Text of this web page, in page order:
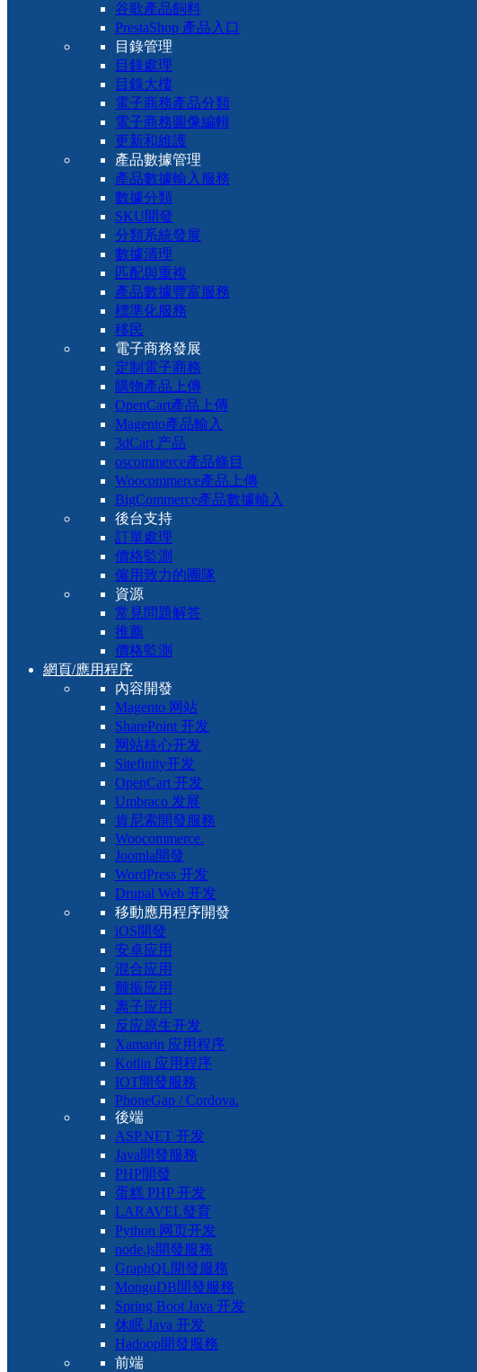
谷歌產品飼料
PrestaShop 產品入口
目錄管理
目錄處理
目錄大樓
電子商務產品分類
電子商務圖像編輯
更新和維護
產品數據管理
產品數據輸入服務
數據分類
SKU開發
分類系統發展
數據清理
匹配與重複
產品數據豐富服務
標準化服務
移民
電子商務發展
定制電子商務
購物產品上傳
OpenCart產品上傳
Magento產品輸入
3dCart 产品
oscommerce產品條目
Woocommerce產品上傳
BigCommerce產品數據輸入
後台支持
訂單處理
價格監測
僱用致力的團隊
資源
常見問題解答
推薦
價格監測
網頁/應用程序
內容開發
Magento 网站
SharePoint 开发
网站核心开发
Sitefinity开发
OpenCart 开发
Umbraco 发展
肯尼索開發服務
Woocommerce.
Joomla開發
WordPress 开发
Drupal Web 开发
移動應用程序開發
iOS開發
安卓应用
混合应用
颤振应用
离子应用
反应原生开发
Xamarin 应用程序
Kotlin 应用程序
IOT開發服務
PhoneGap / Cordova.
後端
ASP.NET 开发
Java開發服務
PHP開發
蛋糕 PHP 开发
LARAVEL發育
Python 网页开发
node.js開發服務
GraphQL開發服務
MongoDB開發服務
Spring Boot Java 开发
休眠 Java 开发
Hadoop開發服務
前端